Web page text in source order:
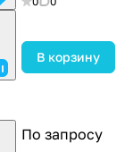
В корзину
По запросу